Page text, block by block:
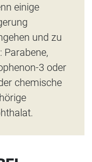
einige
und zu
Parabene,
3 oder
chemische